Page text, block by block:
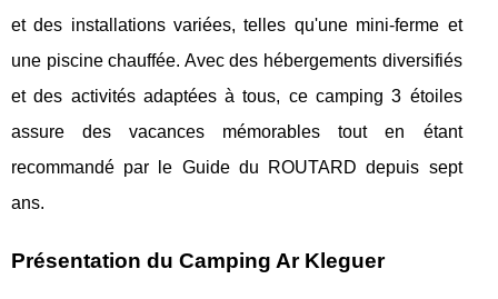
et des installations variées, telles qu'une mini-ferme et
une piscine chauffée. Avec des hébergements diversifiés
et des activités adaptées à tous, ce camping 3 étoiles
assure des vacances mémorables tout en étant
recommandé par le Guide du ROUTARD depuis sept
ans.
Présentation du Camping Ar Kleguer